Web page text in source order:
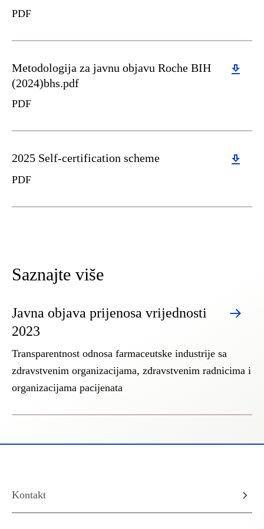
PDF
Download
Metodologija za javnu objavu Roche BIH
(2024)bhs.pdf
PDF
Download
2025 Self-certification scheme
PDF
Saznajte više
Javna objava prijenosa vrijednosti
2023
Transparentnost odnosa farmaceutske industrije sa
zdravstvenim organizacijama, zdravstvenim radnicima i
organizacijama pacijenata
Kontakt